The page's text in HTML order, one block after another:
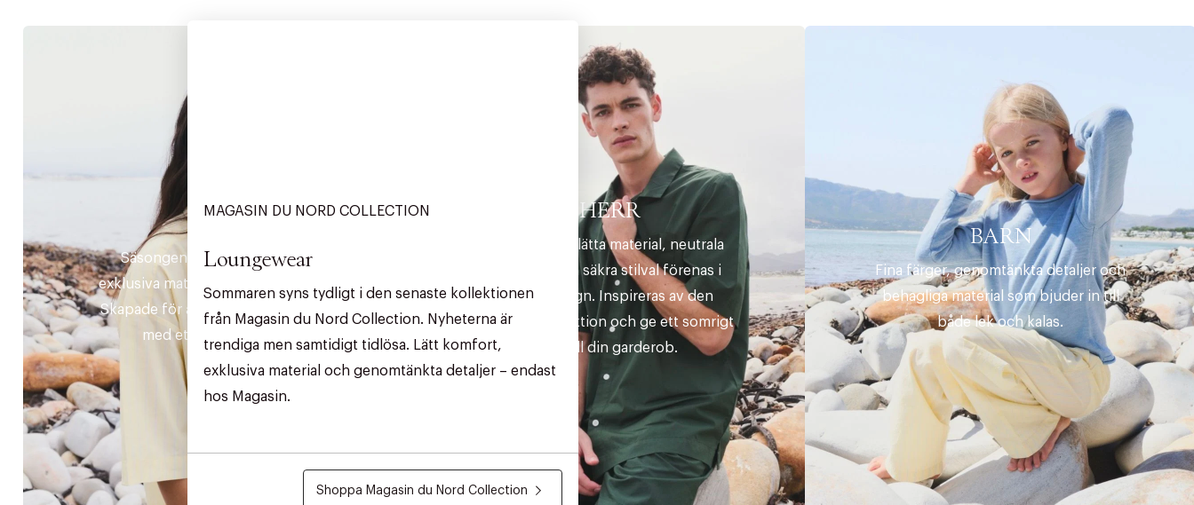
MAGASIN DU NORD COLLECTION
Loungewear
Sommaren syns tydligt i den senaste kollektionen
från Magasin du Nord Collection. Nyheterna är
trendiga men samtidigt tidlösa. Lätt komfort,
exklusiva material och genomtänkta detaljer – endast
hos Magasin.
Shoppa Magasin du Nord Collection
Säsongens essentiella plagg i
exklusiva material och tidlös design.
Skapade för att kombinera komfort
med ett tidlöst uttryck.
HERR
Sommarens lätta material, neutrala
nyanser och säkra stilval förenas i
tidlös design. Inspireras av den
senaste kollektion och ge ett somrigt
lyft till din garderob.
BARN
Fina färger, genomtänkta detaljer och
behagliga material som bjuder in till
både lek och kalas.